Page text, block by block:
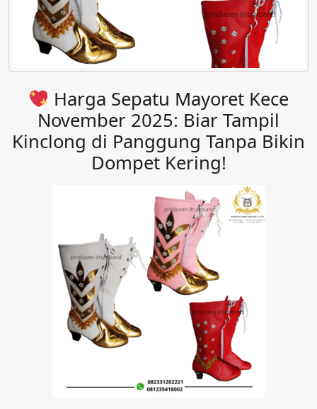
Harga Sepatu Mayoret Kece
November 2025: Biar Tampil
Kinclong di Panggung Tanpa Bikin
Dompet Kering!